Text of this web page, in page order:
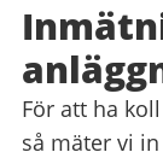
För att ha
så mäter vi